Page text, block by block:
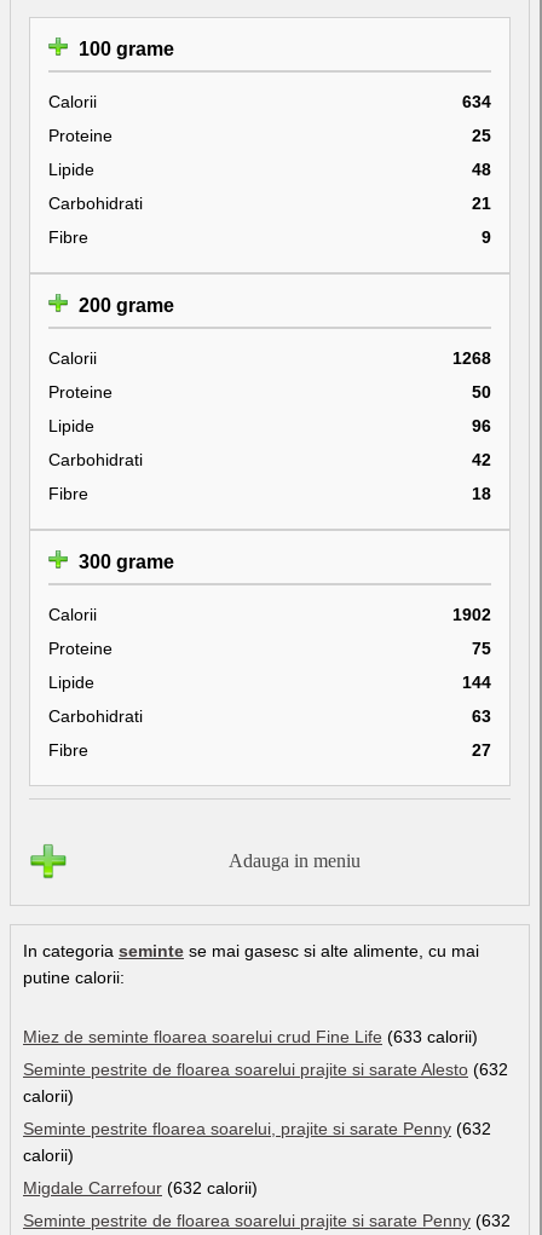
100 grame
Calorii
634
Proteine
25
Lipide
48
Carbohidrati
21
Fibre
9
200 grame
Calorii
1268
Proteine
50
Lipide
96
Carbohidrati
42
Fibre
18
300 grame
Calorii
1902
Proteine
75
Lipide
144
Carbohidrati
63
Fibre
27
Adauga in meniu
In categoria seminte se mai gasesc si alte alimente, cu mai
putine calorii:
Miez de seminte floarea soarelui crud Fine Life (633 calorii)
Seminte pestrite de floarea soarelui prajite si sarate Alesto (632
calorii)
Seminte pestrite floarea soarelui, prajite si sarate Penny (632
calorii)
Migdale Carrefour (632 calorii)
Seminte pestrite de floarea soarelui prajite si sarate Penny (632